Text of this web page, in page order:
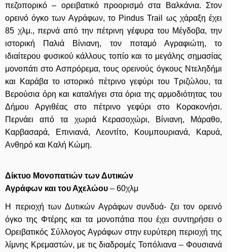
πεζοπορικό – ορειβατικό προορισμό στα Βαλκάνια. Στον
ορεινό όγκο των Αγράφων, το Pindus Trail ως χάραξη έχει
85 χλμ., περνά από την πέτρινη γέφυρα του Μέγδοβα, την
ιστορική Παλιά Βίνιανη, τον ποταμό Αγραφιώτη, το
ιδιαίτερου φυσικού κάλλους τοπίο και το μεγάλης σημασίας
μονοπάτι στο Ασπρόρεμα, τους ορεινούς όγκους Ντεληδήμι
και Καράβα το ιστορικό πέτρινο γεφύρι του Τριζώλου, τα
Βερούσια όρη και καταλήγει στα όρια της αρμοδιότητας του
Δήμου Αργιθέας στο πέτρινο γεφύρι στο Κορακονήσι.
Περνάει από τα χωριά Κερασοχώρι, Βίνιανη, Μάραθο,
Καρβασαρά, Επινιανά, Λεοντίτο, Κουμπουριανά, Καρυά,
Ανθηρό και Καλή Κώμη.
Δίκτυο Μονοπατιών των Δυτικών
Αγράφων και του Αχελώου – 60χλμ
Η περιοχή των Δυτικών Αγράφων συνδυά- ζει τον ορεινό
όγκο της Φτέρης και τα μονοπάτια που έχει συντηρήσει ο
Ορειβατικός Σύλλογος Αγράφων στην ευρύτερη περιοχή της
λίμνης Κρεμαστών, με τις διαδρομές Τοπόλιανα – Φουσιανά